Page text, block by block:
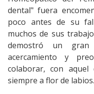
dental" fuera
poco antes de su
muchos de sus
demostró un
acercamiento y
colaborar, con
siempre a flor de labios.